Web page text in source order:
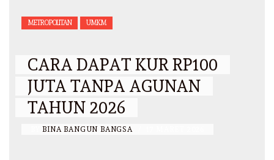
METROPOLITAN UMKM
CARA DAPAT KUR RP100
JUTA TANPA AGUNAN
TAHUN 2026
BINA BANGUN BANGSA